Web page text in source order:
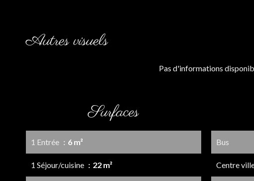
Autres visuels
Pas d'informations
Surfaces
1 Entrée 6 m²
1 Séjour/cuisine 22 m²
Bus
Centre